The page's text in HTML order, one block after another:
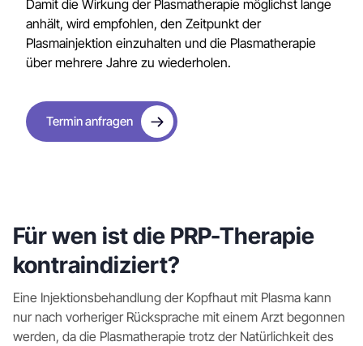
Damit die Wirkung der Plasmatherapie möglichst lange
anhält, wird empfohlen, den Zeitpunkt der
Plasmainjektion einzuhalten und die Plasmatherapie
über mehrere Jahre zu wiederholen.
Termin anfragen
Für wen ist die PRP-Therapie
kontraindiziert?
Eine Injektionsbehandlung der Kopfhaut mit Plasma kann
nur nach vorheriger Rücksprache mit einem Arzt begonnen
werden, da die Plasmatherapie trotz der Natürlichkeit des